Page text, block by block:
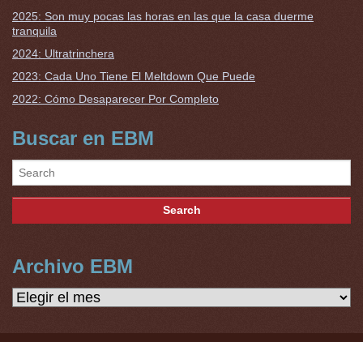
2025: Son muy pocas las horas en las que la casa duerme
tranquila
2024: Ultratrinchera
2023: Cada Uno Tiene El Meltdown Que Puede
2022: Cómo Desaparecer Por Completo
Buscar en EBM
Archivo EBM
Archivo
EBM